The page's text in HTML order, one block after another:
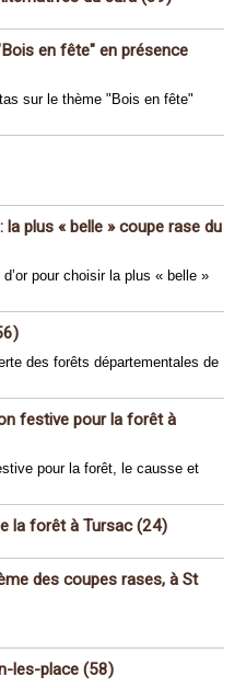
en fête" en présence
sur le thème "Bois en fête"
la plus « belle » coupe rase du
pour choisir la plus « belle »
des forêts départementales de
festive pour la forêt à
pour la forêt, le causse et
la forêt à Tursac (24)
des coupes rases, à St
les-place (58)